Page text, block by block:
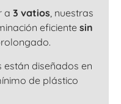
a 3 vatios, nuestras
eficiente sin
están diseñados en
de plástico